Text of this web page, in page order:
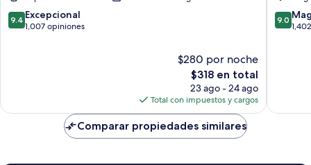
9.4
de
9.4 Excepcional
1,007 opiniones
$280 por noche
El
precio
actual
es
de
$318
$318 en total
23 ago - 24 ago
Total con impuestos y cargos
9.0
de
9.0
Comparar propiedades similares